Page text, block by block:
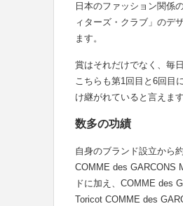
日本のファッション関係
ィターズ・クラブ」のデ
ます。
賞はそれだけでなく、毎
こちらも第1回目と6回目
け継がれていると言えます
数多の功績
自身のブランド設立から
COMME des GARCONS
ドに加え、COMME des
Toricot COMME des